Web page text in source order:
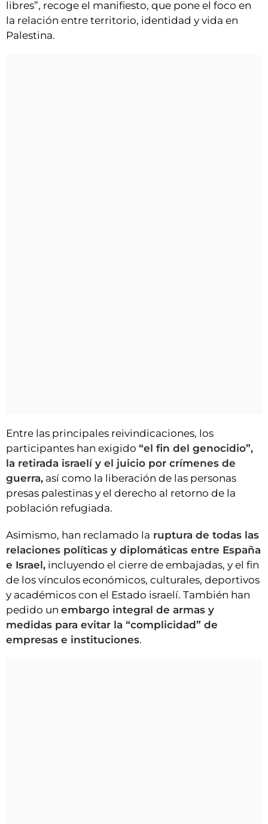
libres”, recoge el manifiesto, que pone el foco en
la relación entre territorio, identidad y vida en
Palestina.
Entre las principales reivindicaciones, los
participantes han exigido “el fin del genocidio”,
la retirada israelí y el juicio por crímenes de
guerra, así como la liberación de las personas
presas palestinas y el derecho al retorno de la
población refugiada.
Asimismo, han reclamado la ruptura de todas las
relaciones políticas y diplomáticas entre España
e Israel, incluyendo el cierre de embajadas, y el fin
de los vínculos económicos, culturales, deportivos
y académicos con el Estado israelí. También han
pedido un embargo integral de armas y
medidas para evitar la “complicidad” de
empresas e instituciones.